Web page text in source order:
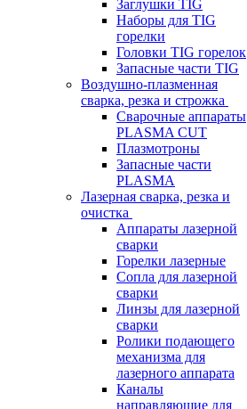
Заглушки TIG
Наборы для TIG
горелки
Головки TIG горелок
Запасные части TIG
Воздушно-плазменная
сварка, резка и строжка
Сварочные аппараты
PLASMA CUT
Плазмотроны
Запасные части
PLASMA
Лазерная сварка, резка и
очистка
Аппараты лазерной
сварки
Горелки лазерные
Сопла для лазерной
сварки
Линзы для лазерной
сварки
Ролики подающего
механизма для
лазерного аппарата
Каналы
направляющие для